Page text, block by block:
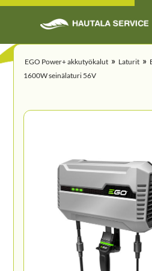
EGO Power+ akkutyökalut » Laturit »
1600W seinälaturi 56V